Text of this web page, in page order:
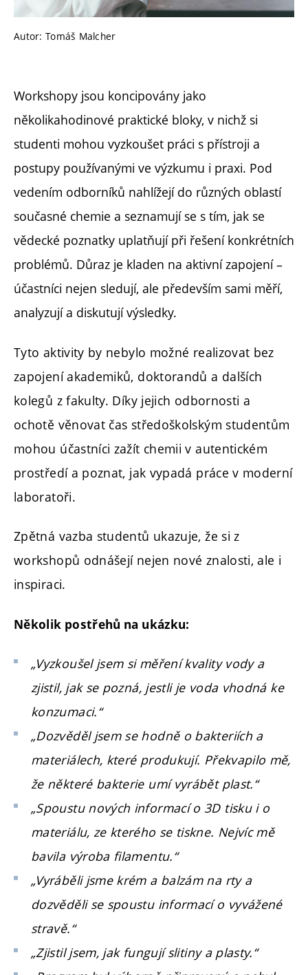
Autor: Tomáš Malcher
Workshopy jsou koncipovány jako
několikahodinové praktické bloky, v nichž si
studenti mohou vyzkoušet práci s přístroji a
postupy používanými ve výzkumu i praxi. Pod
vedením odborníků nahlížejí do různých oblastí
současné chemie a seznamují se s tím, jak se
vědecké poznatky uplatňují při řešení konkrétních
problémů. Důraz je kladen na aktivní zapojení –
účastníci nejen sledují, ale především sami měří,
analyzují a diskutují výsledky.
Tyto aktivity by nebylo možné realizovat bez
zapojení akademiků, doktorandů a dalších
kolegů z fakulty. Díky jejich odbornosti a
ochotě věnovat čas středoškolským studentům
mohou účastníci zažít chemii v autentickém
prostředí a poznat, jak vypadá práce v moderní
laboratoři.
Zpětná vazba studentů ukazuje, že si z
workshopů odnášejí nejen nové znalosti, ale i
inspiraci.
Několik postřehů na ukázku:
„Vyzkoušel jsem si měření kvality vody a
zjistil, jak se pozná, jestli je voda vhodná ke
konzumaci.“
„Dozvěděl jsem se hodně o bakteriích a
materiálech, které produkují. Překvapilo mě,
že některé bakterie umí vyrábět plast.“
„Spoustu nových informací o 3D tisku i o
materiálu, ze kterého se tiskne. Nejvíc mě
bavila výroba filamentu.“
„Vyráběli jsme krém a balzám na rty a
dozvěděli se spoustu informací o vyvážené
stravě.“
„Zjistil jsem, jak fungují slitiny a plasty.“